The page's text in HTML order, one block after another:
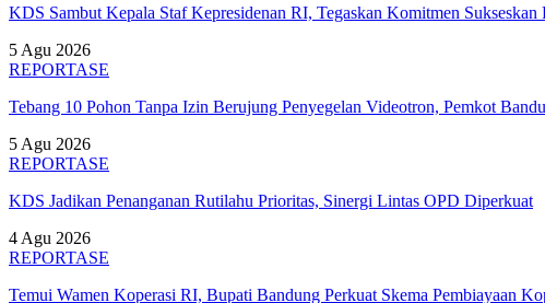
KDS Sambut Kepala Staf Kepresidenan RI, Tegaskan Komitmen
5 Agu 2026
REPORTASE
Tebang 10 Pohon Tanpa Izin Berujung Penyegelan Videotron, Pemkot
5 Agu 2026
REPORTASE
KDS Jadikan Penanganan Rutilahu Prioritas, Sinergi Lintas OPD Diperkuat
4 Agu 2026
REPORTASE
Temui Wamen Koperasi RI, Bupati Bandung Perkuat Skema Pembiayaan